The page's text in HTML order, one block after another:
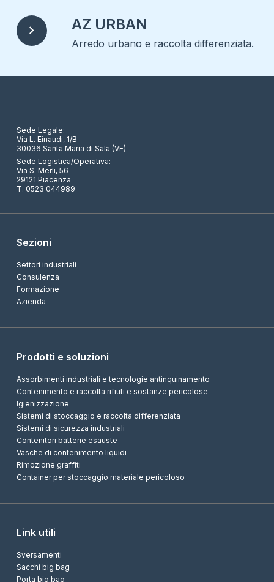
chevron_right AZ URBAN
Arredo urbano e raccolta differenziata.
Sede Legale:
Via L. Einaudi, 1/B
30036 Santa Maria di Sala (VE)
Sede Logistica/Operativa:
Via S. Merli, 56
29121 Piacenza
T. 0523 044989
Sezioni
Settori industriali
Consulenza
Formazione
Azienda
Prodotti e soluzioni
Assorbimenti industriali e tecnologie antinquinamento
Contenimento e raccolta rifiuti e sostanze pericolose
Igienizzazione
Sistemi di stoccaggio e raccolta differenziata
Sistemi di sicurezza industriali
Contenitori batterie esauste
Vasche di contenimento liquidi
Rimozione graffiti
Container per stoccaggio materiale pericoloso
Link utili
Sversamenti
Sacchi big bag
Porta big bag